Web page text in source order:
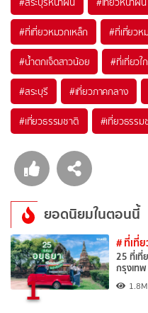
#ที่เที่ยวหมวกเหล็ก #ที่เที่ยวห
#น้ำตกเจ็ดสาวน้อย #ที่เที่ยวใ
#สระบุรี #เที่ยวภาคกลาง
#เที่ยวธรรมชาติ #เที่ยวธรรม
ยอดนิยมในตอนนี้
1
# ที่เที่
25 ที่เที่
กรุงเท
1.8M